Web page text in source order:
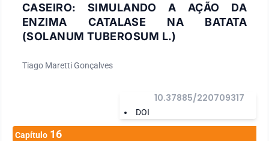
CASEIRO: SIMULANDO A AÇÃO DA
ENZIMA CATALASE NA BATATA
(SOLANUM TUBEROSUM L.)
Tiago Maretti Gonçalves
DOI
10.37885/220709317
Capítulo 16